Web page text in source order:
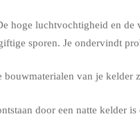
hoge luchtvochtigheid en
sporen. Je ondervindt
van je
door een natte kelder